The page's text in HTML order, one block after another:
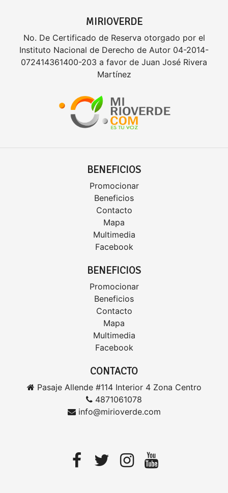
MIRIOVERDE
No. De Certificado de Reserva otorgado por el
Instituto Nacional de Derecho de Autor 04-2014-
072414361400-203 a favor de Juan José Rivera
Martínez
BENEFICIOS
Promocionar
Beneficios
Contacto
Mapa
Multimedia
Facebook
BENEFICIOS
Promocionar
Beneficios
Contacto
Mapa
Multimedia
Facebook
CONTACTO
Pasaje Allende #114 Interior 4 Zona Centro
4871061078
info@mirioverde.com